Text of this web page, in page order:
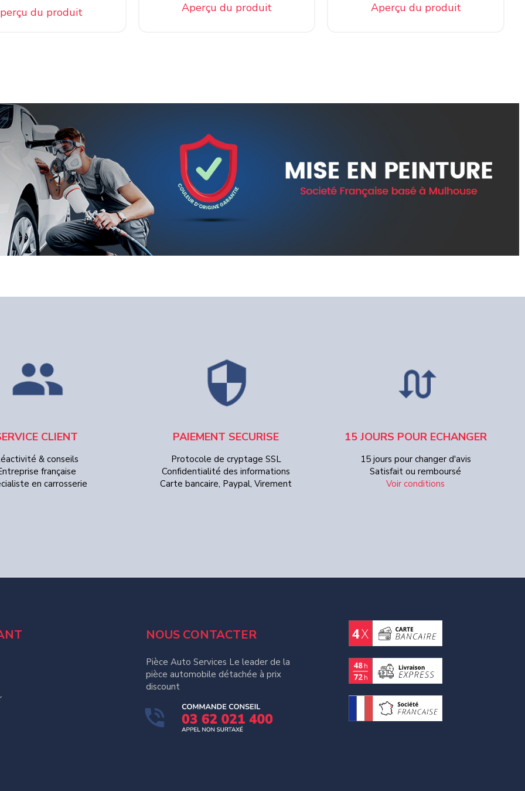
du produit Aperçu du produit Aperçu du produit
CLIENT
& conseils
française
en carrosserie
PAIEMENT SECURISE
Protocole de cryptage SSL
Confidentialité des informations
Carte bancaire, Paypal, Virement
15 JOURS POUR ECHANGER
15 jours pour changer d'avis
Satisfait ou remboursé
Voir conditions
NOUS CONTACTER
Pièce Auto Services Le leader de la
pièce automobile détachée à prix
discount